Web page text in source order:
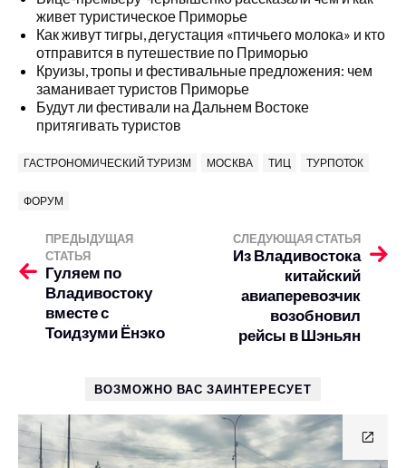
живет туристическое Приморье
Как живут тигры, дегустация «птичьего молока» и кто
отправится в путешествие по Приморью
Круизы, тропы и фестивальные предложения: чем
заманивает туристов Приморье
Будут ли фестивали на Дальнем Востоке
притягивать туристов
ГАСТРОНОМИЧЕСКИЙ ТУРИЗМ МОСКВА ТИЦ ТУРПОТОК
ФОРУМ
ПРЕДЫДУЩАЯ
СТАТЬЯ
Гуляем по
Владивостоку
вместе с
Тоидзуми Ёнэко
СЛЕДУЮЩАЯ СТАТЬЯ
Из Владивостока
китайский
авиаперевозчик
возобновил
рейсы в Шэньян
ВОЗМОЖНО ВАС ЗАИНТЕРЕСУЕТ